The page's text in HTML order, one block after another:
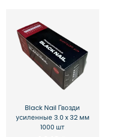
Black Nail Гвозди
усиленные 3.0 x 32 мм
1000 шт